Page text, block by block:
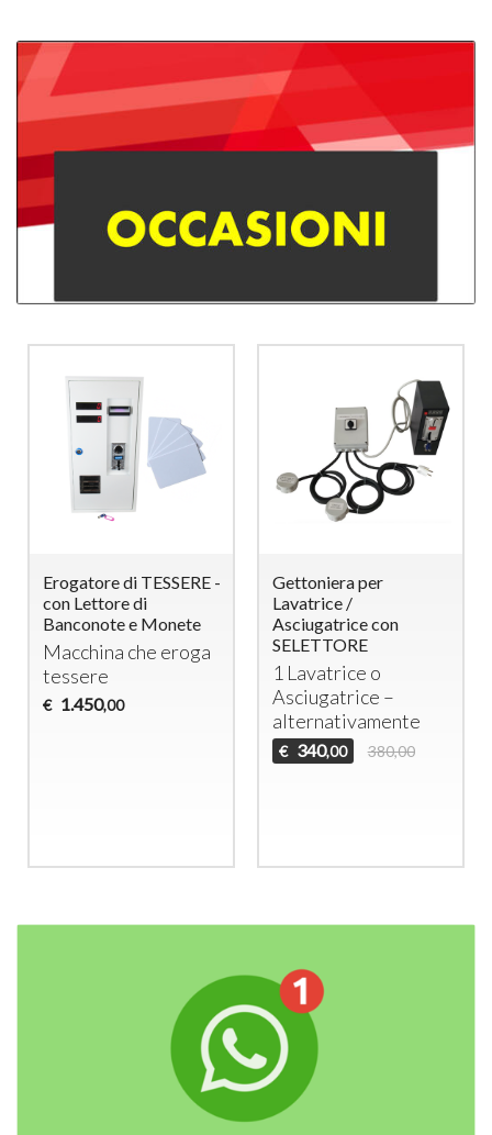
Erogatore di TESSERE -
con Lettore di
Banconote e Monete
Macchina che eroga
tessere
€ 1.450,00
Gettoniera per
Lavatrice /
Asciugatrice con
SELETTORE
1 Lavatrice o
Asciugatrice –
alternativamente
€ 340,00 380,00